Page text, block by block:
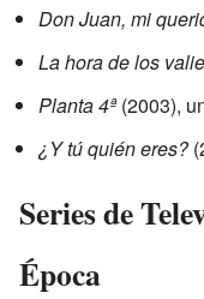
Don Juan, mi
La hora de los
Planta 4ª(2003),
¿Y tú quién eres?
Series de
Época